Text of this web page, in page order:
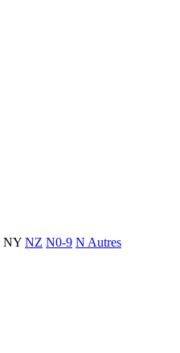
NY NZ N0-9 N Autres